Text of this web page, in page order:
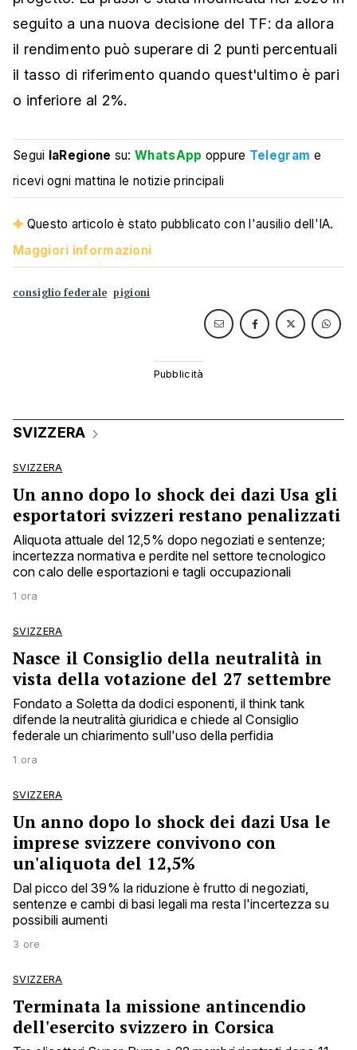
seguito a una nuova decisione del TF: da allora
il rendimento può superare di 2 punti percentuali
il tasso di riferimento quando quest'ultimo è pari
o inferiore al 2%.
Segui laRegione su:WhatsApp oppure Telegram e
ricevi ogni mattina le notizie principali
Questo articolo è stato pubblicato con l'ausilio dell'IA.
Maggiori informazioni
consiglio federale pigioni
SVIZZERA
SVIZZERA
Un anno dopo lo shock dei dazi Usa gli
esportatori svizzeri restano penalizzati
Aliquota attuale del 12,5% dopo negoziati e sentenze;
incertezza normativa e perdite nel settore tecnologico
con calo delle esportazioni e tagli occupazionali
1 ora
SVIZZERA
Nasce il Consiglio della neutralità in
vista della votazione del 27 settembre
Fondato a Soletta da dodici esponenti, il think tank
difende la neutralità giuridica e chiede al Consiglio
federale un chiarimento sull'uso della perfidia
1 ora
SVIZZERA
Un anno dopo lo shock dei dazi Usa le
imprese svizzere convivono con
un'aliquota del 12,5%
Dal picco del 39% la riduzione è frutto di negoziati,
sentenze e cambi di basi legali ma resta l'incertezza su
possibili aumenti
3 ore
SVIZZERA
Terminata la missione antincendio
dell'esercito svizzero in Corsica